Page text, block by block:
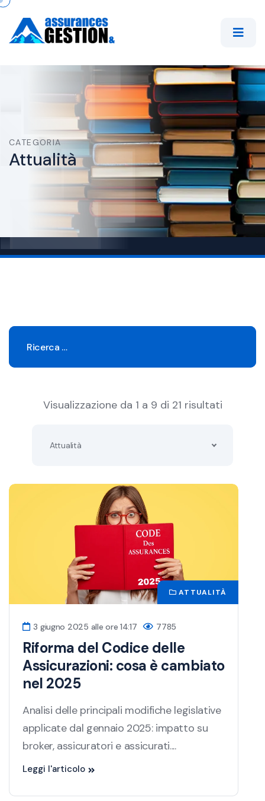
CATEGORIA
Attualità
Visualizzazione da 1 a 9 di 21 risultati
Attualità
ATTUALITÀ
3 giugno 2025 alle ore 14:17 7785
Riforma del Codice delle
Assicurazioni: cosa è cambiato
nel 2025
Analisi delle principali modifiche legislative
applicate dal gennaio 2025: impatto su
broker, assicuratori e assicurati....
Leggi l'articolo